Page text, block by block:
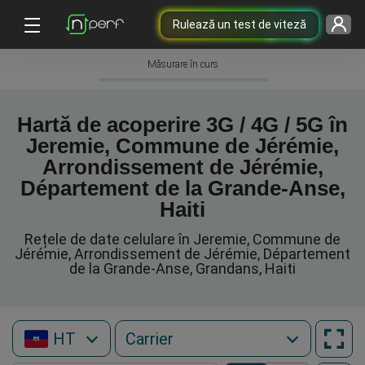
Rulează un test de viteză
Măsurare în curs
Hartă de acoperire 3G / 4G / 5G în
Jeremie, Commune de Jérémie,
Arrondissement de Jérémie,
Département de la Grande-Anse,
Haiti
Rețele de date celulare în Jeremie, Commune de
Jérémie, Arrondissement de Jérémie, Département
de la Grande-Anse, Grandans, Haiti
HT